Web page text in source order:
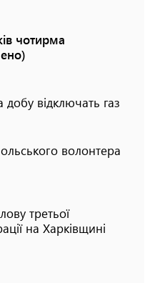
чотирма
добу відключать газ
волонтера
третьої
на Харківщині